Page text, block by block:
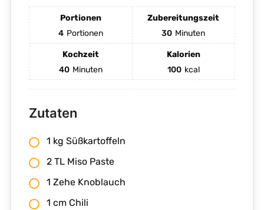
Portionen
4 Portionen
Zubereitungszeit
30 Minuten
Kochzeit
40 Minuten
Kalorien
100 kcal
Zutaten
1 kg Süßkartoffeln
2 TL Miso Paste
1 Zehe Knoblauch
1 cm Chili